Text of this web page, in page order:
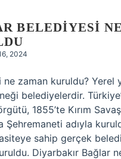
BELEDIYESI
2024
ne zaman kuruldu? Yerel
belediyelerdir.
1855’te Kırım
Şehremaneti adıyla
sahip gerçek
Diyarbakır Bağlar